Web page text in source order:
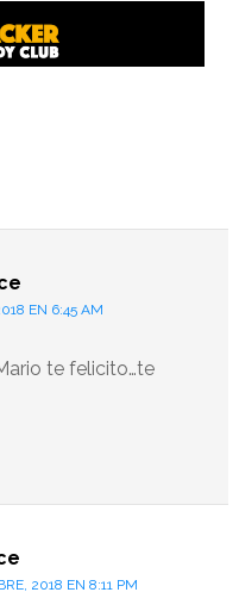
EN 6:45 AM
te felicito…te
2018 EN 8:11 PM